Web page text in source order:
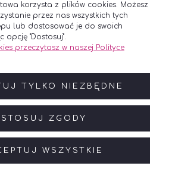
Zakupy
Pomoc
Informacje
korzysta z plików cookies. Możesz
przez nas wszystkich tych
lub dostosować je do swoich
opcję "Dostosuj".
przeczytasz w naszej Polityce
TYLKO NIEZBĘDNE
ZGODY
WSZYSTKIE